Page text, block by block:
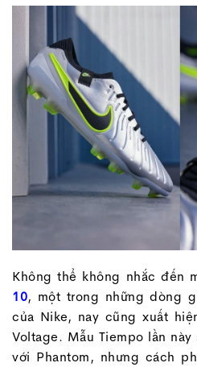
Không thể không nhắc đến
10, một trong những dòng
của Nike, nay cũng xuất
Voltage. Mẫu Tiempo lần
với Phantom, nhưng cách